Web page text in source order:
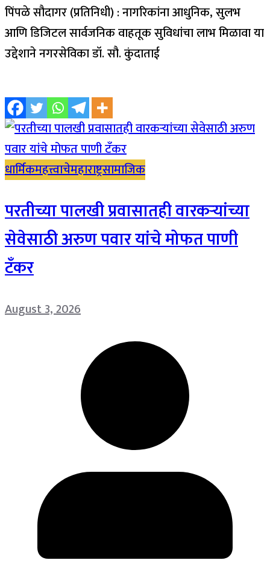
पिंपळे सौदागर (प्रतिनिधी) : नागरिकांना आधुनिक, सुलभ
आणि डिजिटल सार्वजनिक वाहतूक सुविधांचा लाभ मिळावा या
उद्देशाने नगरसेविका डॉ. सौ. कुंदाताई
धार्मिकमहत्त्वाचेमहाराष्ट्रसामाजिक
परतीच्या पालखी प्रवासातही वारकऱ्यांच्या
सेवेसाठी अरुण पवार यांचे मोफत पाणी
टँकर
August 3, 2026